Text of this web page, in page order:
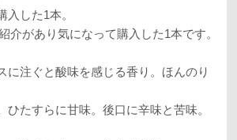
入した1本。
介があり気になって購入した1本です。
に注ぐと酸味を感じる香り。ほんのり
ひたすらに甘味。後口に辛味と苦味。